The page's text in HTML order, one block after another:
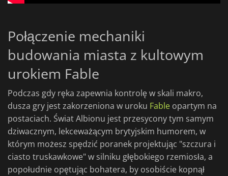
Połączenie mechaniki
budowania miasta z kultowym
urokiem Fable
Podczas gdy ręka zapewnia kontrolę w skali makro,
dusza gry jest zakorzeniona w uroku Fable opartym na
postaciach. Świat Albionu jest przesycony tym samym
dziwacznym, lekceważącym brytyjskim humorem, w
którym możesz spędzić poranek projektując "szczura i
ciasto truskawkowe" w silniku głębokiego rzemiosła, a
popołudnie opętując bohatera, by osobiście kopnął